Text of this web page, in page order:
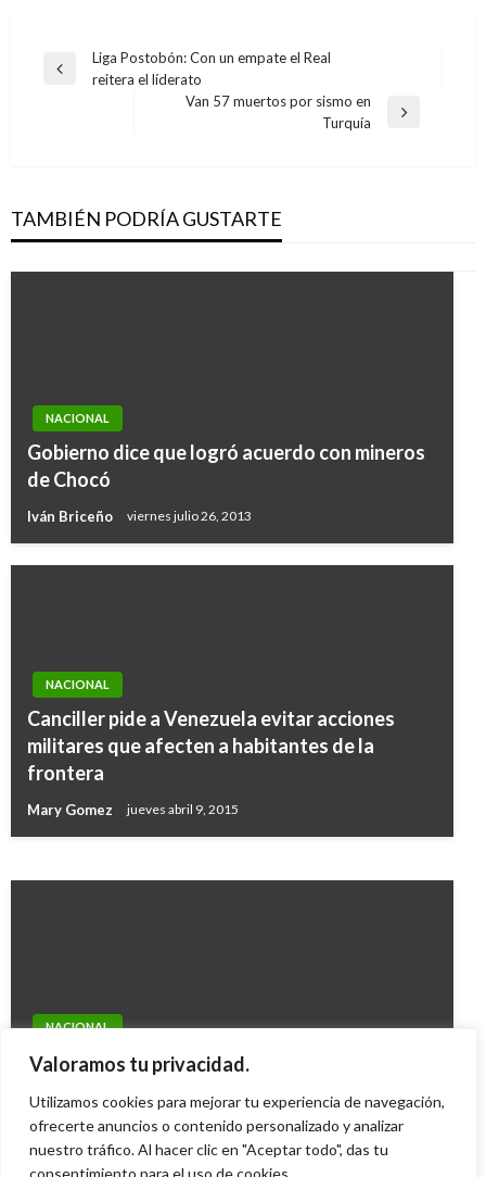
Valoramos tu privacidad.
Utilizamos cookies para mejorar tu experiencia de navegación,
ofrecerte anuncios o contenido personalizado y analizar
nuestro tráfico. Al hacer clic en "Aceptar todo", das tu
consentimiento para el uso de cookies.
Navegación
Entrada
Liga Postobón: Con un empate el Real
reitera el líderato
Van 57 muertos por sismo en
Turquía
TAMBIÉN PODRÍA GUSTARTE
NACIONAL
Gobierno dice que logró acuerdo con mineros
de Chocó
Iván Briceño viernes julio 26, 2013
NACIONAL
Canciller pide a Venezuela evitar acciones
militares que afecten a habitantes de la
frontera
Mary Gomez jueves abril 9, 2015
Envían a la cárcel a 6 integrantes del clan
Quiroz, constructor de los edificios de arena
NACIONAL
Matriculas en colegios privados no podrán
Giovanni Alarcón M. sábado septiembre 25, 2010